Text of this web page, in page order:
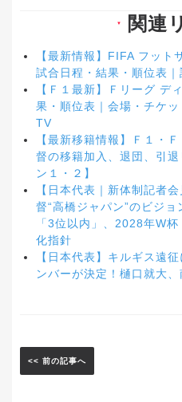
▼ 関連
【最新情報】FIFA フット
試合日程・結果・順位表｜
【Ｆ１最新】Ｆリーグ デ
果・順位表｜会場・チケ
TV
【最新移籍情報】Ｆ１・
督の移籍加入、退団、引
ン１・２】
【日本代表｜新体制記者
督“高橋ジャパン”のビジ
「3位以内」、2028年W
化指針
【日本代表】キルギス遠
ンバーが決定！樋口就大、
<< 前の記事へ